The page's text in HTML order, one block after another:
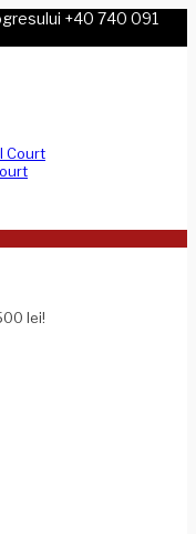
+40 740 091
lei!